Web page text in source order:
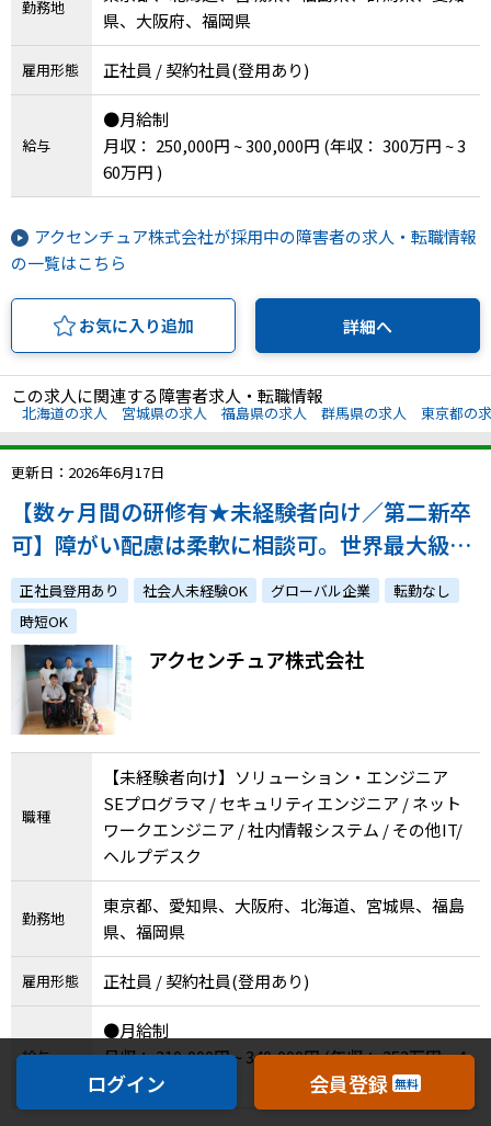
勤務地
県、大阪府、福岡県
雇用形態 正社員 / 契約社員(登用あり)
給与
●月給制
月収： 250,000円 ~ 300,000円 (年収： 300万円 ~ 3
60万円 )
アクセンチュア株式会社が採用中の障害者の求人・転職情報
の一覧はこちら
お気に入り追加 詳細へ
この求人に関連する障害者求人・転職情報
北海道の求人 宮城県の求人 福島県の求人 群馬県の求人 東京都の
更新日：2026年6月17日
【数ヶ月間の研修有★未経験者向け／第二新卒
可】障がい配慮は柔軟に相談可。世界最大級の
グローバル企業でのエンジニアに挑戦しません
か？ご自身でプログラミングスキル習得済みの
方も歓迎！（東京（勝どき）・名古屋・大阪・
北海道・宮城・福島・福岡）
正社員登用あり 社会人未経験OK グローバル企業
転勤なし
時短OK
アクセンチュア株式会社
職種
【未経験者向け】ソリューション・エンジニア
SEプログラマ / セキュリティエンジニア / ネット
ワークエンジニア / 社内情報システム / その他IT/
ヘルプデスク
勤務地
東京都、愛知県、大阪府、北海道、宮城県、福島
県、福岡県
雇用形態 正社員 / 契約社員(登用あり)
給与
●月給制
月収： 210,000円 ~ 340,000円(年収： 252万円 ~ 4
08万円 )
ログイン 会員登録 無料